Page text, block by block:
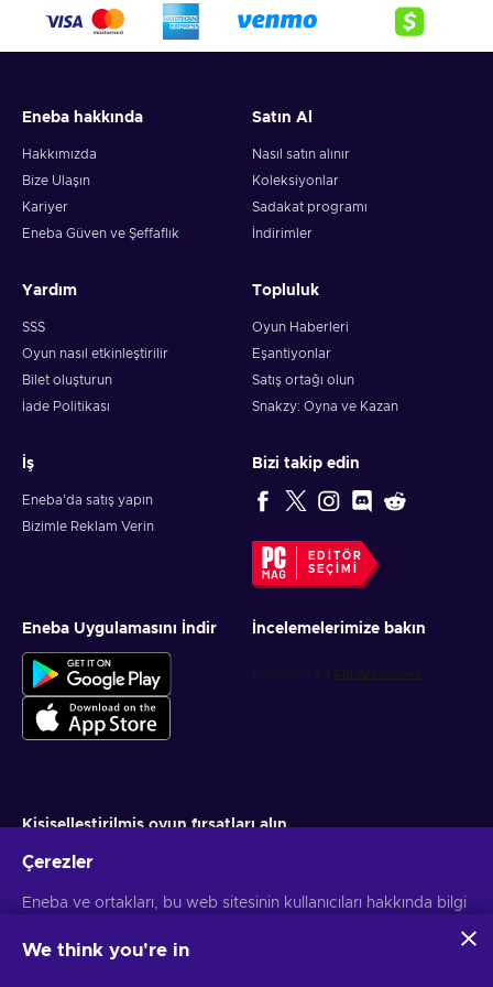
crypto,
5. Enter your wallet address and click on redeem,
redeem your whole voucher at once. Once you’ve done that,
you should give it up to 30 minutes for your cryptocurrency
Eneba hakkında
Hakkımızda
Bize Ulaşın
Kariyer
Eneba Güven ve Şeffaflık
Satın Al
Nasıl satın alınır
Koleksiyonlar
Sadakat programı
İndirimler
Yardım
SSS
Oyun nasıl etkinleştirilir
Bilet oluşturun
İade Politikası
Topluluk
Oyun Haberleri
Eşantiyonlar
Satış ortağı olun
Snakzy: Oyna ve Kazan
İş
Eneba'da satış yapın
Bizimle Reklam Verin
Bizi takip edin
EDITÖR
SEÇIMI
Eneba Uygulamasını İndir İncelemelerimize bakın
Kişiselleştirilmiş oyun fırsatları alın
Aboneliğinizi istediğiniz zaman iptal edebilirsiniz. Daha fazla bilgi için
Çerezler
Eneba ve ortakları, bu web sitesinin kullanıcıları hakkında bilgi
kullanır. Bu bilgileri sitedeki içerik, reklamcılık ve diğer
We think you're in